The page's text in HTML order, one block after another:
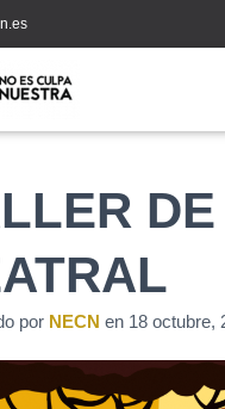
por NECN en 18 octubre,